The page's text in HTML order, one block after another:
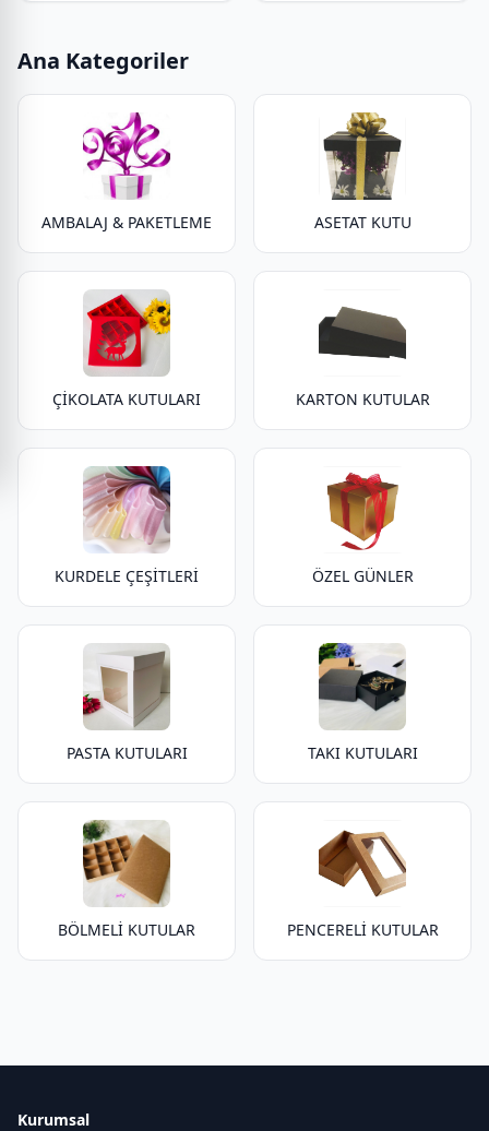
Ana Kategoriler
AMBALAJ & PAKETLEME ASETAT KUTU
ÇİKOLATA KUTULARI KARTON KUTULAR
KURDELE ÇEŞİTLERİ ÖZEL GÜNLER
PASTA KUTULARI TAKI KUTULARI
BÖLMELİ KUTULAR PENCERELİ KUTULAR
Kurumsal